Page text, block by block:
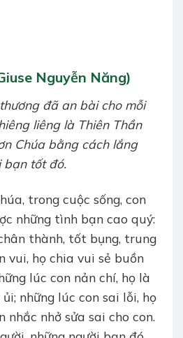
Nguyễn Năng)
đã an bài cho mỗi
liêng là Thiên Thần
Chúa bằng cách lắng
bạn tốt đó.
trong cuộc sống, con
những tình bạn cao quý:
thành, tốt bụng, trung
vui, họ chia vui sẻ buồn
lúc con nản chí, họ là
những lúc con sai lỗi, họ
nhở sửa sai cho con.